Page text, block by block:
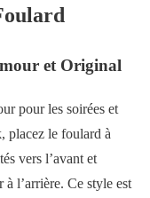
et Original
pour les soirées et
placez le foulard à
vers l’avant et
à l’arrière. Ce style est